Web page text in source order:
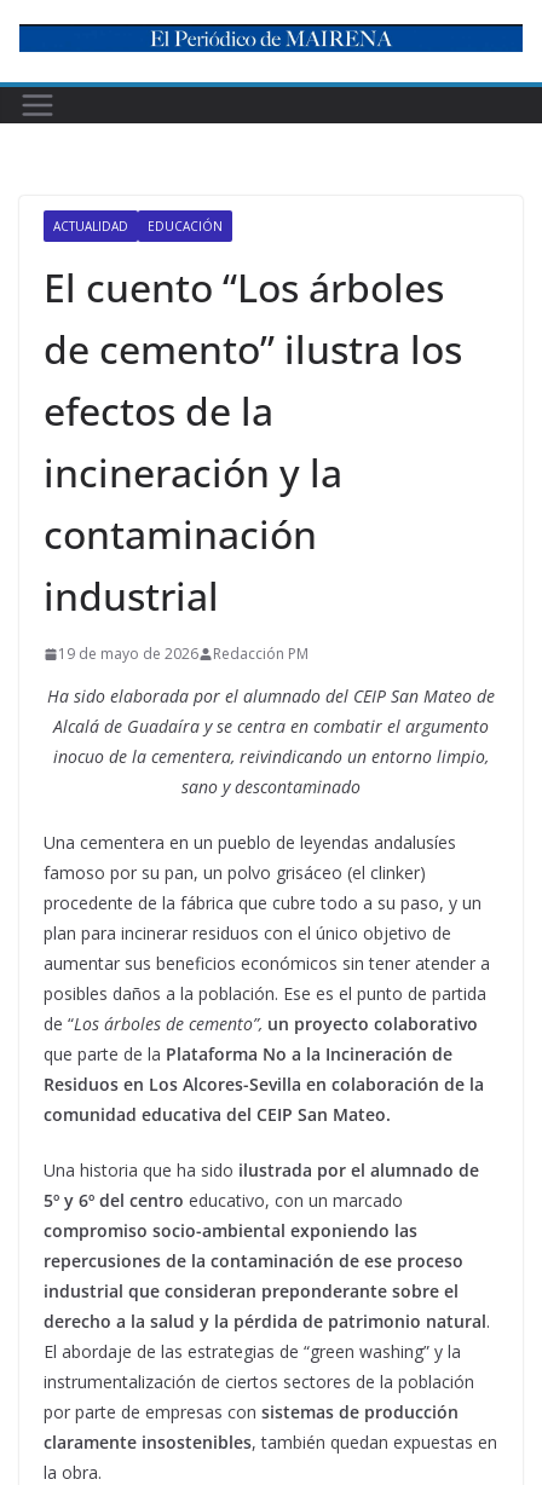
content
ACTUALIDAD EDUCACIÓN
El cuento “Los árboles
de cemento” ilustra los
efectos de la
incineración y la
contaminación
industrial
19 de mayo de 2026 Redacción PM
Ha sido elaborada por el alumnado del CEIP San Mateo de
Alcalá de Guadaíra y se centra en combatir el argumento
inocuo de la cementera, reivindicando un entorno limpio,
sano y descontaminado
Una cementera en un pueblo de leyendas andalusíes
famoso por su pan, un polvo grisáceo (el clinker)
procedente de la fábrica que cubre todo a su paso, y un
plan para incinerar residuos con el único objetivo de
aumentar sus beneficios económicos sin tener atender a
posibles daños a la población. Ese es el punto de partida
de “Los árboles de cemento”, un proyecto colaborativo
que parte de la Plataforma No a la Incineración de
Residuos en Los Alcores-Sevilla en colaboración de la
comunidad educativa del CEIP San Mateo.
Una historia que ha sido ilustrada por el alumnado de
5º y 6º del centro educativo, con un marcado
compromiso socio-ambiental exponiendo las
repercusiones de la contaminación de ese proceso
industrial que consideran preponderante sobre el
derecho a la salud y la pérdida de patrimonio natural.
El abordaje de las estrategias de “green washing” y la
instrumentalización de ciertos sectores de la población
por parte de empresas con sistemas de producción
claramente insostenibles, también quedan expuestas en
la obra.